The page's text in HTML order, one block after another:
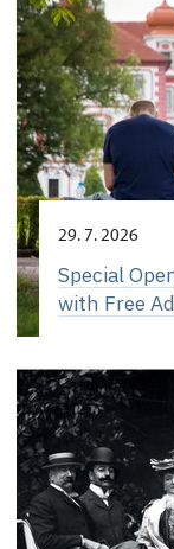
29. 7. 2026
Special
with Free